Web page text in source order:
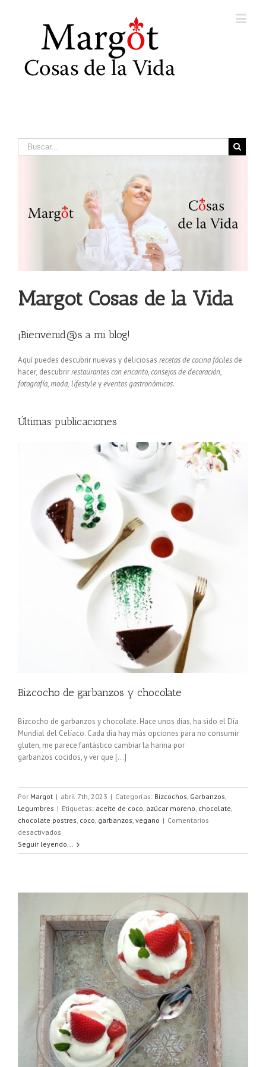
Margot Cosas de la Vida
¡Bienvenid@s a mi blog!
Aquí puedes descubrir nuevas y deliciosas recetas de cocina fáciles de
hacer, descubrirrestaurantes con encanto,consejos de decoración,
fotografía,moda, lifestyleyeventos gastronómicos.
Últimas publicaciones
Bizcocho de garbanzos y chocolate
Bizcocho de garbanzos y chocolate. Hace unos días, ha sido el Día
Mundial del Celíaco. Cada día hay más opciones para no consumir
gluten, me parece fantástico cambiar la harina por
garbanzos cocidos, y ver que [...]
Por Margot | abril 7th, 2023 | Categorías: Bizcochos, Garbanzos,
Legumbres | Etiquetas: aceite de coco, azúcar moreno, chocolate,
chocolate postres, coco, garbanzos, vegano | Comentarios
desactivados
Bizcocho
de
chocolate
Seguir leyendo...